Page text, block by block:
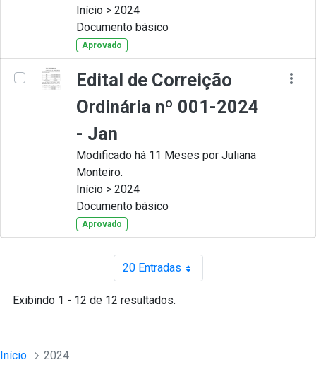
Início > 2024
Documento básico
Aprovado
Edital de Correição
Ordinária nº 001-2024
- Jan
Modificado há 11 Meses por Juliana
Monteiro.
Início > 2024
Documento básico
Aprovado
20 EntradasPor página
Exibindo 1 - 12 de 12 resultados.
Início 2024